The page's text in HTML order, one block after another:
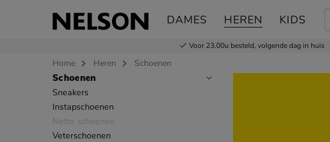
DAMES HEREN KIDS
Voor 23.00u besteld, volgende dag in huis
Home Heren Schoenen
Sla categorieën over
Schoenen
Sneakers
Instapschoenen
Nette schoenen
Veterschoenen